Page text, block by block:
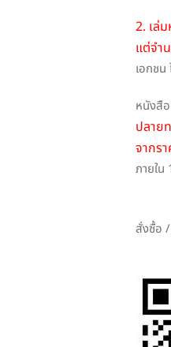
2. เล่
แต่จำ
เอกชน
หนังสื
ปลาย
จากร
ภายใน
สั่งซื้อ